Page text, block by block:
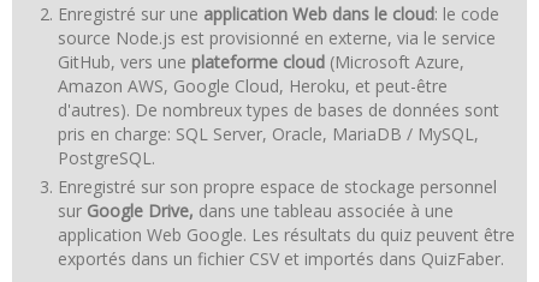
Enregistré sur une application Web dans le cloud: le code
source Node.js est provisionné en externe, via le service
GitHub, vers une plateforme cloud (Microsoft Azure,
Amazon AWS, Google Cloud, Heroku, et peut-être
d'autres). De nombreux types de bases de données sont
pris en charge: SQL Server, Oracle, MariaDB / MySQL,
PostgreSQL.
Enregistré sur son propre espace de stockage personnel
sur Google Drive, dans une tableau associée à une
application Web Google. Les résultats du quiz peuvent être
exportés dans un fichier CSV et importés dans QuizFaber.